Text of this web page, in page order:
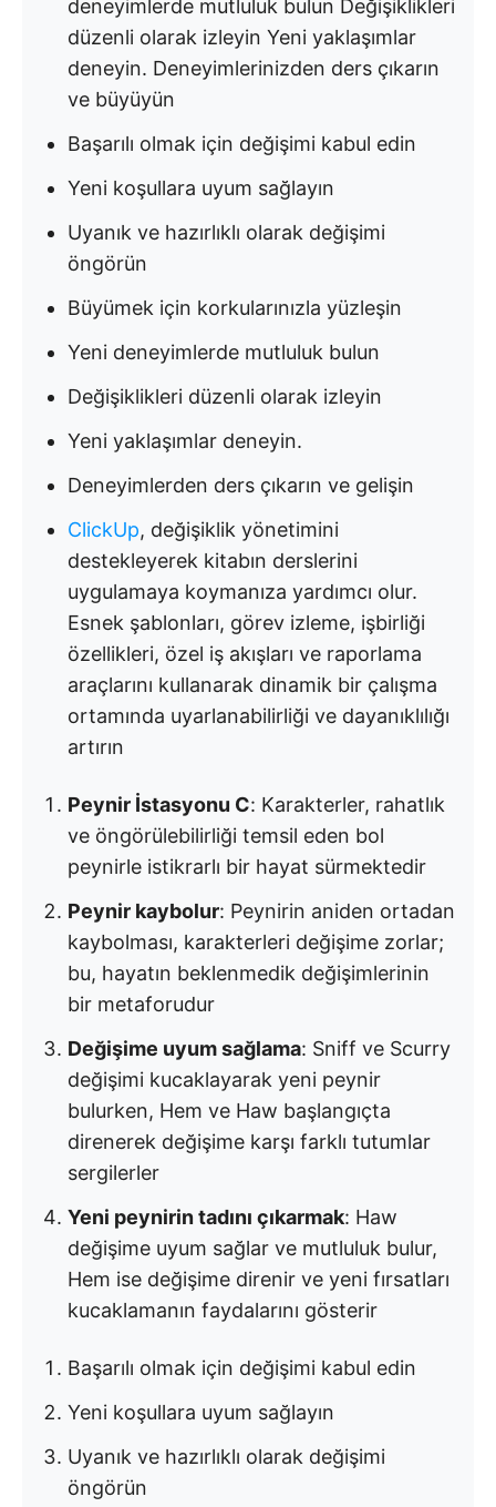
deneyimlerde mutluluk bulun Değişiklikleri
düzenli olarak izleyin Yeni yaklaşımlar
deneyin. Deneyimlerinizden ders çıkarın
ve büyüyün
Başarılı olmak için değişimi kabul edin
Yeni koşullara uyum sağlayın
Uyanık ve hazırlıklı olarak değişimi
öngörün
Büyümek için korkularınızla yüzleşin
Yeni deneyimlerde mutluluk bulun
Değişiklikleri düzenli olarak izleyin
Yeni yaklaşımlar deneyin.
Deneyimlerden ders çıkarın ve gelişin
ClickUp, değişiklik yönetimini
destekleyerek kitabın derslerini
uygulamaya koymanıza yardımcı olur.
Esnek şablonları, görev izleme, işbirliği
özellikleri, özel iş akışları ve raporlama
araçlarını kullanarak dinamik bir çalışma
ortamında uyarlanabilirliği ve dayanıklılığı
artırın
Peynir İstasyonu C: Karakterler, rahatlık
ve öngörülebilirliği temsil eden bol
peynirle istikrarlı bir hayat sürmektedir
Peynir kaybolur: Peynirin aniden ortadan
kaybolması, karakterleri değişime zorlar;
bu, hayatın beklenmedik değişimlerinin
bir metaforudur
Değişime uyum sağlama: Sniff ve Scurry
değişimi kucaklayarak yeni peynir
bulurken, Hem ve Haw başlangıçta
direnerek değişime karşı farklı tutumlar
sergilerler
Yeni peynirin tadını çıkarmak: Haw
değişime uyum sağlar ve mutluluk bulur,
Hem ise değişime direnir ve yeni fırsatları
kucaklamanın faydalarını gösterir
Başarılı olmak için değişimi kabul edin
Yeni koşullara uyum sağlayın
Uyanık ve hazırlıklı olarak değişimi
öngörün